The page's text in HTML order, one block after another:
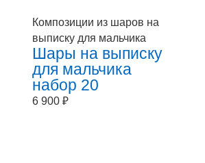
Композиции из шаров на
выписку для мальчика
Шары на выписку
для мальчика
набор 20
6 900 ₽